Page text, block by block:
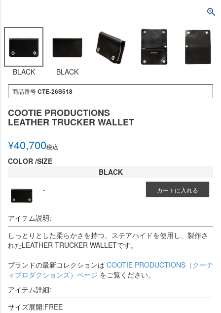
BLACK BLACK
商品番号CTE-26S518
COOTIE PRODUCTIONS
LEATHER TRUCKER WALLET
¥40,700税込
COLOR SIZE
BLACK
-
カートに入れる
アイテム説明:
しっとりとした柔らかさを持つ、ステアハイドを使用し、製作さ
れたLEATHER TRUCKER WALLETです。
ブランドの最新コレクションは COOTIE PRODUCTIONS（クーテ
ィプロダクションズ）ページ をご覧ください。
アイテム詳細:
サイズ展開:FREE